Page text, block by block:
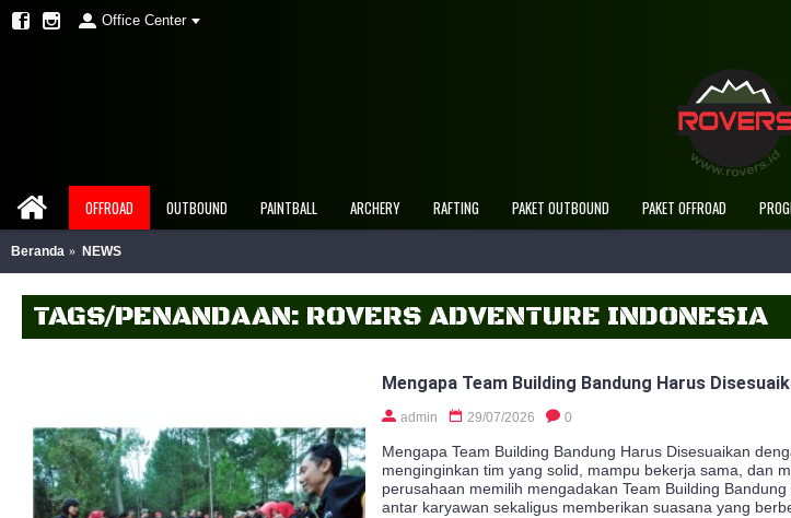
Office Center
OFFROAD OUTBOUND PAINTBALL ARCHERY RAFTING PAKET OUTBOUND PAKET OFFROAD
Beranda NEWS
TAGS/PENANDAAN: ROVERS ADVENTURE INDONESIA
Mengapa Team Building Bandung Harus
admin 29/07/2026 0
Mengapa Team Building Bandung Harus Disesuaikan
menginginkan tim yang solid, mampu bekerja sama, dan
perusahaan memilih mengadakan Team Building
antar karyawan sekaligus memberikan suasana yang